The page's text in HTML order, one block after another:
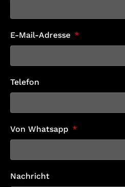
E-Mail-Adresse
Telefon
Von Whatsapp
Nachricht